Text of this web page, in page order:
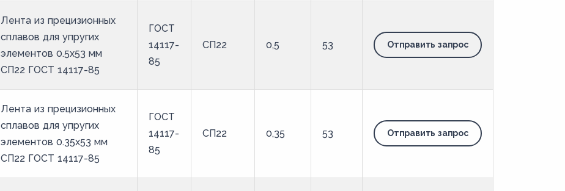
Лента из прецизионных
сплавов для упругих
элементов 0.5x53 мм
СП22 ГОСТ 14117-85
ГОСТ
14117-
85
СП22 0,5 53 Отправить запрос
Лента из прецизионных
сплавов для упругих
элементов 0.35x53 мм
СП22 ГОСТ 14117-85
ГОСТ
14117-
85
СП22 0,35 53 Отправить запрос